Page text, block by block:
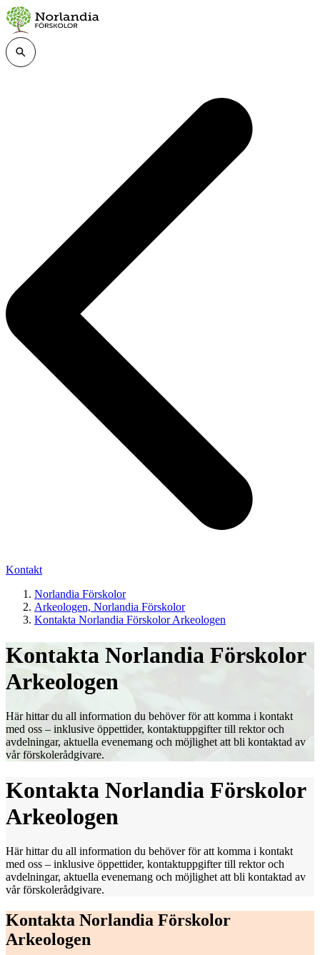
Kontakt
Norlandia Förskolor
Arkeologen, Norlandia Förskolor
Kontakta Norlandia Förskolor Arkeologen
Kontakta Norlandia Förskolor
Arkeologen
Här hittar du all information du behöver för att komma i kontakt
med oss – inklusive öppettider, kontaktuppgifter till rektor och
avdelningar, aktuella evenemang och möjlighet att bli kontaktad av
vår förskolerådgivare.
Kontakta Norlandia Förskolor
Arkeologen
Här hittar du all information du behöver för att komma i kontakt
med oss – inklusive öppettider, kontaktuppgifter till rektor och
avdelningar, aktuella evenemang och möjlighet att bli kontaktad av
vår förskolerådgivare.
Kontakta Norlandia Förskolor
Arkeologen